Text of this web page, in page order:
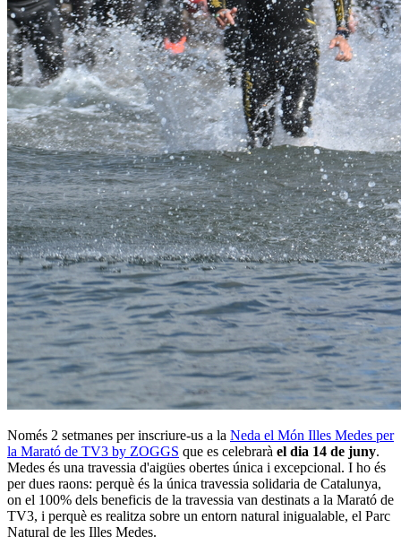
Només 2 setmanes per inscriure-us a la Neda el Món Illes Medes per
la Marató de TV3 by ZOGGS que es celebrarà el dia 14 de juny.
Medes és una travessia d'aigües obertes única i excepcional. I ho és
per dues raons: perquè és la única travessia solidaria de Catalunya,
on el 100% dels beneficis de la travessia van destinats a la Marató de
TV3, i perquè es realitza sobre un entorn natural inigualable, el Parc
Natural de les Illes Medes.